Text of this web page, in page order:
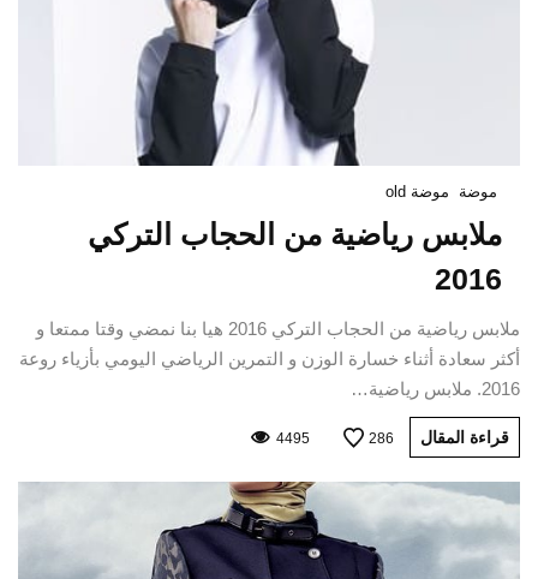
موضة موضة old
ملابس رياضية من الحجاب التركي
2016
ملابس رياضية من الحجاب التركي 2016 هيا بنا نمضي وقتا ممتعا و
أكثر سعادة أثناء خسارة الوزن و التمرين الرياضي اليومي بأزياء روعة
2016. ملابس رياضية…
قراءة المقال 286
4495